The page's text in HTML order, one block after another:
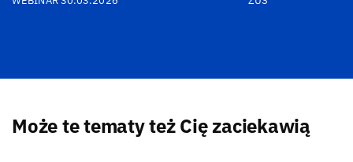
Może te tematy też Cię zaciekawią